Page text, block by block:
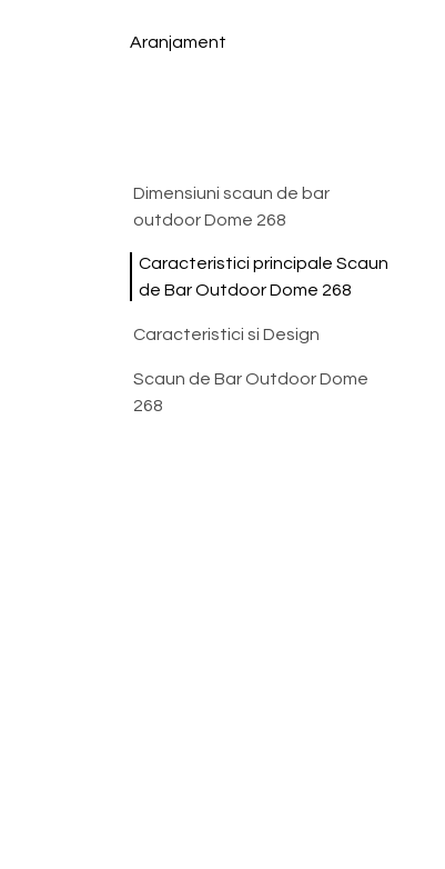
Aranjament
Dimensiuni scaun de bar
outdoor Dome 268
Caracteristici principale Scaun
de Bar Outdoor Dome 268
Caracteristici si Design
Scaun de Bar Outdoor Dome
268